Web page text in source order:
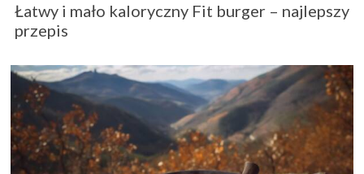
Łatwy i mało kaloryczny Fit burger – najlepszy
przepis